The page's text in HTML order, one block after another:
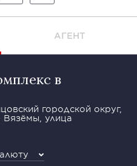
АГЕНТ
в
городской округ,
Вязёмы, улица